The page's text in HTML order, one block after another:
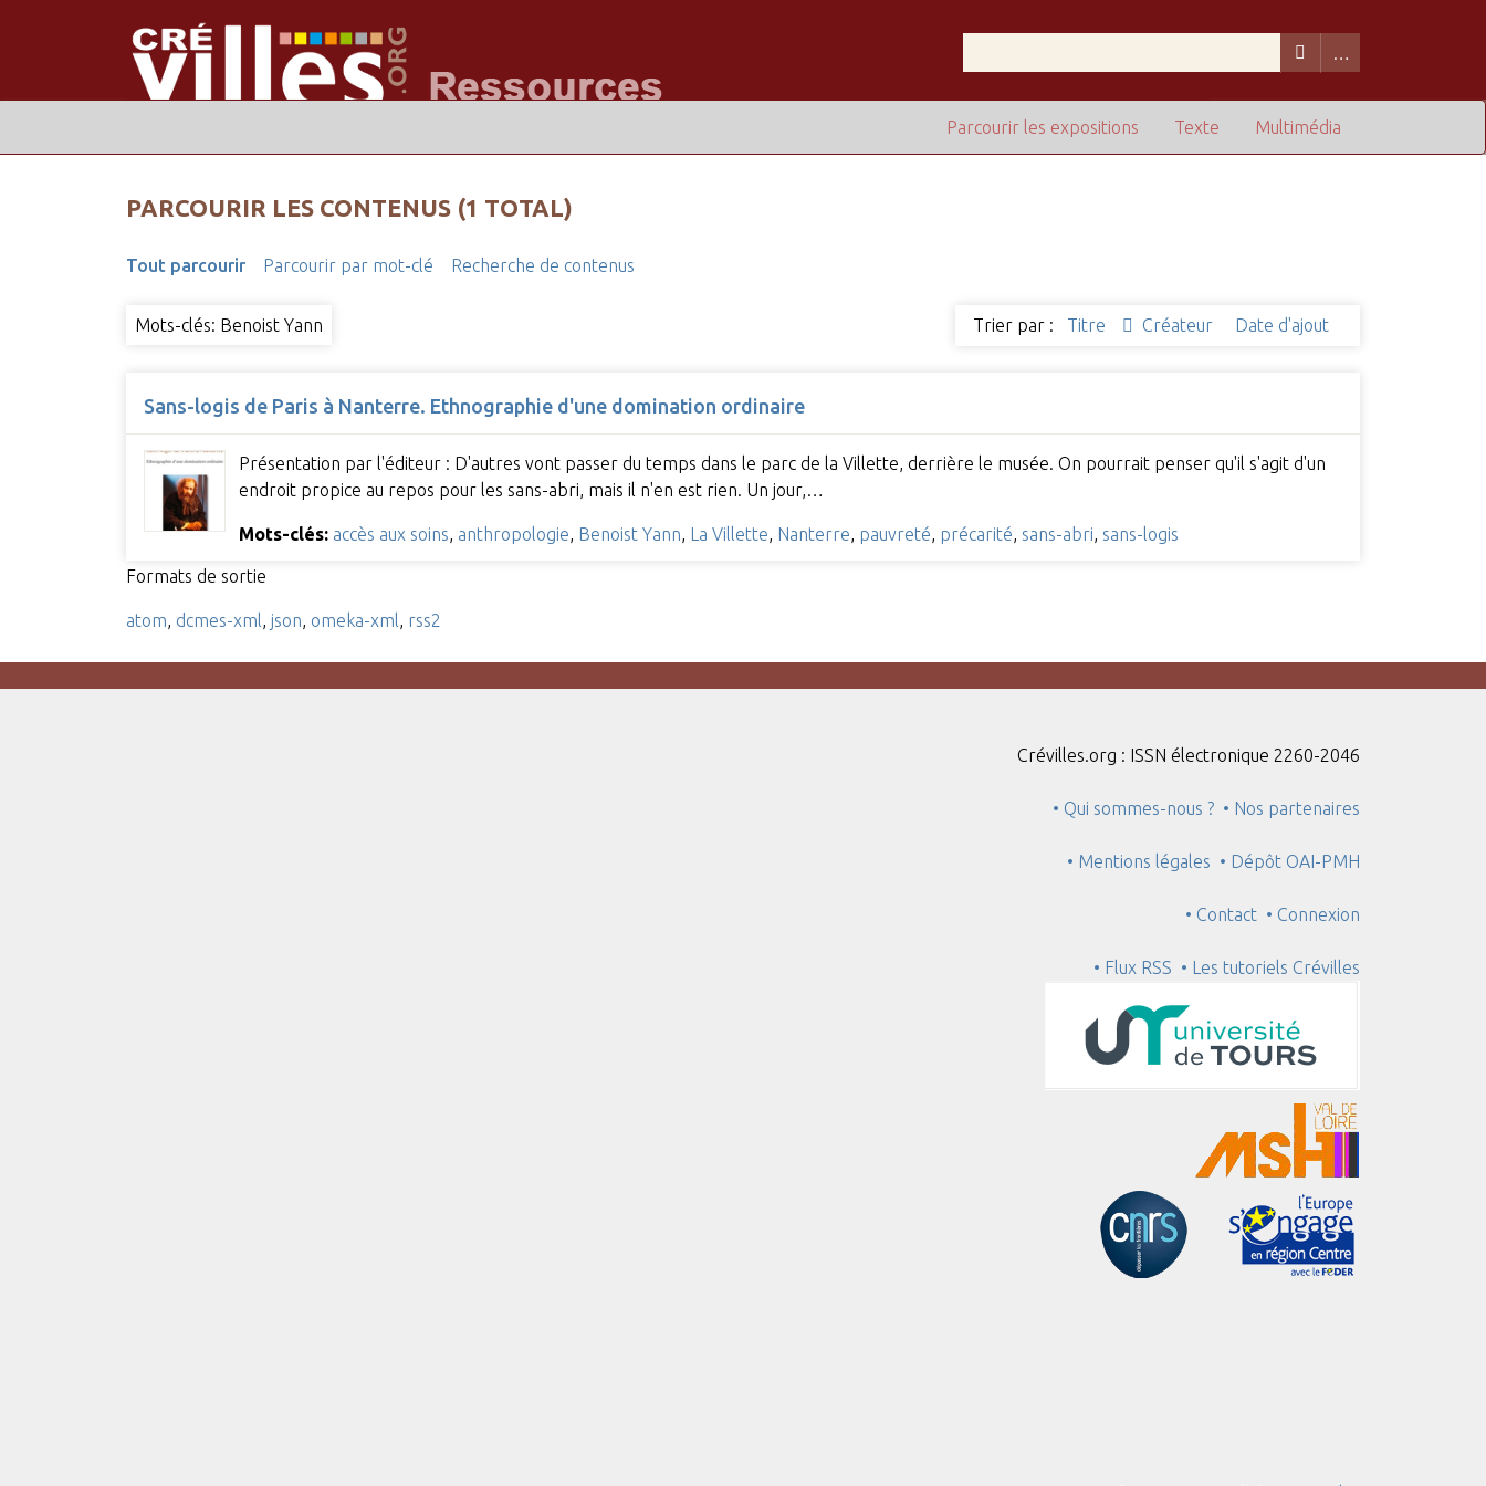
Multimédia
Texte
Parcourir les expositions
PARCOURIR LES CONTENUS (1 TOTAL)
Tout parcourir Parcourir par mot-clé Recherche de contenus
Mots-clés: Benoist Yann Trier par : Titre Créateur Date d'ajout
Sans-logis de Paris à Nanterre. Ethnographie d'une domination ordinaire
Présentation par l'éditeur : D'autres vont passer du temps dans le parc de la Villette, derrière le musée. On pourrait penser qu'il s'agit d'un
endroit propice au repos pour les sans-abri, mais il n'en est rien. Un jour,…
Mots-clés: accès aux soins anthropologie Benoist Yann La Villette Nanterre pauvreté précarité sans-abri sans-logis
Formats de sortie
atom dcmes-xml json omeka-xml rss2
Crévilles.org : ISSN électronique 2260-2046
• Qui sommes-nous ? • Nos partenaires
• Mentions légales • Dépôt OAI-PMH
• Contact • Connexion
• Flux RSS • Les tutoriels Crévilles